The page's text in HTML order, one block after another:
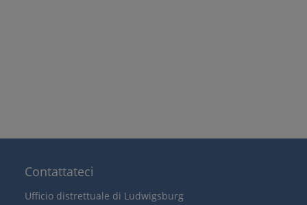
Contattateci
Ufficio distrettuale di Ludwigsburg